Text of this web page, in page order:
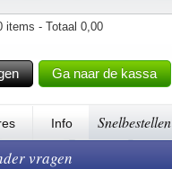
items - Totaal 0,00
Ga naar de kassa
Info Snelbestellen
vragen